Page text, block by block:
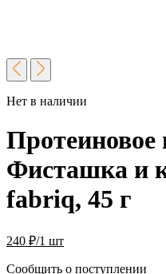
Нет в наличии
Протеиновое
Фисташка и
fabriq, 45 г
240 ₽/1 шт
Сообщить о поступлении